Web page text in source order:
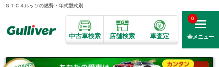
ＧＴＣ４ルッソの燃費・年式型式別
中古車検索 店舗検索 車査定 全メニュー
0